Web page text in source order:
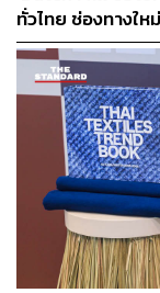
เพลงส่งมือที่สร้าง
เสียงนุ่มจากวง
สำหรับวงที่ถือว่า
มากอีกวงคือ วง
เพิ่มดีกรีกับตำนา
ฝีมือดีอีกวงอย่าง
ทั่วไทย ช่องทางใ
ประเทศ ส่งไว สั่ง
เย็นตรงจากโรง